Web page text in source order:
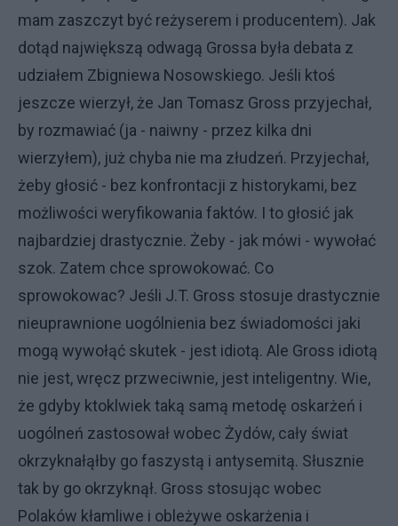
mam zaszczyt być reżyserem i producentem). Jak
dotąd największą odwagą Grossa była debata z
udziałem Zbigniewa Nosowskiego. Jeśli ktoś
jeszcze wierzył, że Jan Tomasz Gross przyjechał,
by rozmawiać (ja - naiwny - przez kilka dni
wierzyłem), już chyba nie ma złudzeń. Przyjechał,
żeby głosić - bez konfrontacji z historykami, bez
możliwości weryfikowania faktów. I to głosić jak
najbardziej drastycznie. Żeby - jak mówi - wywołać
szok. Zatem chce sprowokować. Co
sprowokowac? Jeśli J.T. Gross stosuje drastycznie
nieuprawnione uogólnienia bez świadomości jaki
mogą wywołąć skutek - jest idiotą. Ale Gross idiotą
nie jest, wręcz przweciwnie, jest inteligentny. Wie,
że gdyby ktoklwiek taką samą metodę oskarżeń i
uogólneń zastosował wobec Żydów, cały świat
okrzyknałąłby go faszystą i antysemitą. Słusznie
tak by go okrzyknął. Gross stosując wobec
Polaków kłamliwe i obleżywe oskarżenia i